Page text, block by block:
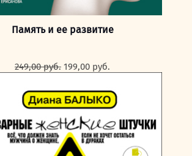
Память и ее развитие
249,00руб. Первоначальная
цена
249,00 руб..
199,00 руб.
цена: